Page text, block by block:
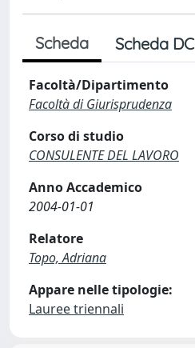
Scheda Scheda DC
Facoltà/Dipartimento
Facoltà di Giurisprudenza
Corso di studio
CONSULENTE DEL LAVORO
Anno Accademico
2004-01-01
Relatore
Topo, Adriana
Appare nelle tipologie:
Lauree triennali